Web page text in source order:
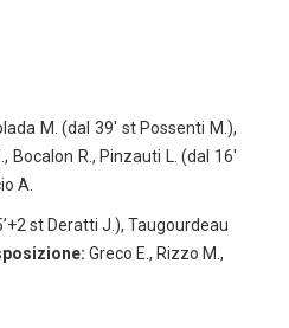
M. (dal 39′ st Possenti M.),
Bocalon R., Pinzauti L. (dal 16′
A.
st Deratti J.), Taugourdeau
Greco E., Rizzo M.,